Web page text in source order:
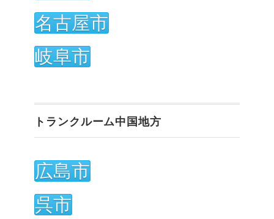
名古屋市
岐阜市
トランクルーム中国地方
広島市
呉市